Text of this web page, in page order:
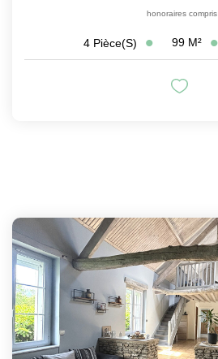
honoraires compris
4 Pièce(s) 99 M²